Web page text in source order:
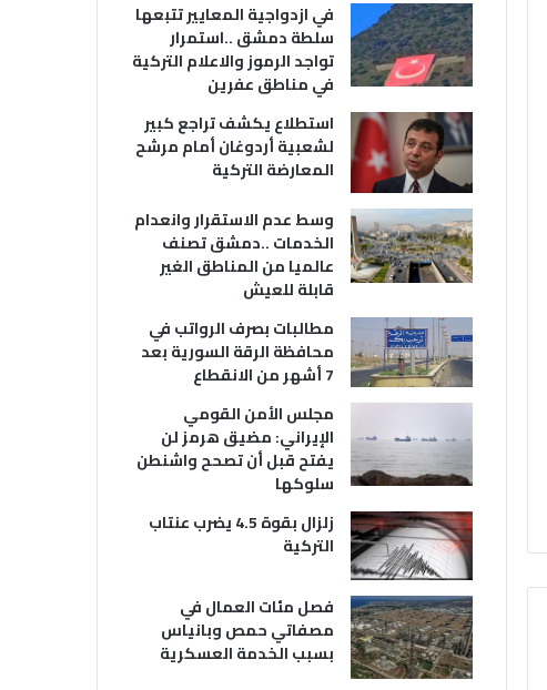
في ازدواجية المعايير تتبعها
سلطة دمشق ..استمرار
تواجد الرموز والاعلام التركية
في مناطق عفرين
استطلاع يكشف تراجع كبير
لشعبية أردوغان أمام مرشح
المعارضة التركية
وسط عدم الاستقرار وانعدام
الخدمات ..دمشق تصنف
عالميا من المناطق الغير
قابلة للعيش
مطالبات بصرف الرواتب في
محافظة الرقة السورية بعد
7 أشهر من الانقطاع
مجلس الأمن القومي
الإيراني: مضيق هرمز لن
يفتح قبل أن تصحح واشنطن
سلوكها
زلزال بقوة 4.5 يضرب عنتاب
التركية
فصل مئات العمال في
مصفاتي حمص وبانياس
بسبب الخدمة العسكرية